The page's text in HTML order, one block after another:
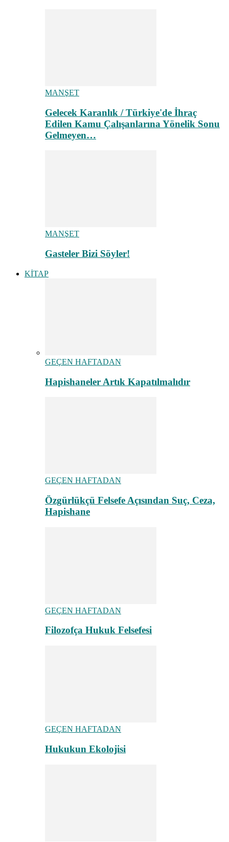
MANŞET
Gelecek Karanlık / Türkiye'de İhraç
Edilen Kamu Çalışanlarına Yönelik Sonu
Gelmeyen…
MANŞET
Gasteler Bizi Söyler!
KİTAP
GEÇEN HAFTADAN
Hapishaneler Artık Kapatılmalıdır
GEÇEN HAFTADAN
Özgürlükçü Felsefe Açısından Suç, Ceza,
Hapishane
GEÇEN HAFTADAN
Filozofça Hukuk Felsefesi
GEÇEN HAFTADAN
Hukukun Ekolojisi